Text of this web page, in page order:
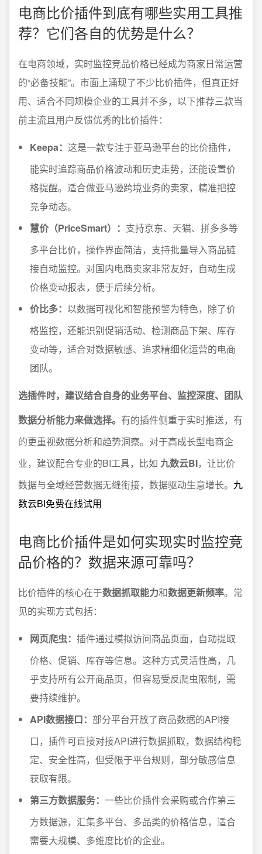
电商比价插件到底有哪些实用工具推
荐？它们各自的优势是什么？
在电商领域，实时监控竞品价格已经成为商家日常运营
的“必备技能”。市面上涌现了不少比价插件，但真正好
用、适合不同规模企业的工具并不多，以下推荐三款当
前主流且用户反馈优秀的比价插件：
Keepa： 这是一款专注于亚马逊平台的比价插件，
能实时追踪商品价格波动和历史走势，还能设置价
格提醒。适合做亚马逊跨境业务的卖家，精准把控
竞争动态。
慧价（PriceSmart）： 支持京东、天猫、拼多多等
多平台比价，操作界面简洁，支持批量导入商品链
接自动监控。对国内电商卖家非常友好，自动生成
价格变动报表，便于后续分析。
价比多： 以数据可视化和智能预警为特色，除了价
格监控，还能识别促销活动、检测商品下架、库存
变动等，适合对数据敏感、追求精细化运营的电商
团队。
选插件时，建议结合自身的业务平台、监控深度、团队
数据分析能力来做选择。 有的插件侧重于实时推送，有
的更重视数据分析和趋势洞察。对于高成长型电商企
业，建议配合专业的BI工具，比如 九数云BI，让比价
数据与全域经营数据无缝衔接，数据驱动生意增长。 九
数云BI免费在线试用
电商比价插件是如何实现实时监控竞
品价格的？数据来源可靠吗？
比价插件的核心在于数据抓取能力和数据更新频率。常
见的实现方式包括：
网页爬虫： 插件通过模拟访问商品页面，自动提取
价格、促销、库存等信息。这种方式灵活性高，几
乎支持所有公开商品页，但容易受反爬虫限制，需
要持续维护。
API数据接口： 部分平台开放了商品数据的API接
口，插件可直接对接API进行数据抓取，数据结构稳
定、安全性高，但受限于平台规则，部分敏感信息
获取有限。
第三方数据服务： 一些比价插件会采购或合作第三
方数据源，汇集多平台、多品类的价格信息，适合
需要大规模、多维度比价的企业。